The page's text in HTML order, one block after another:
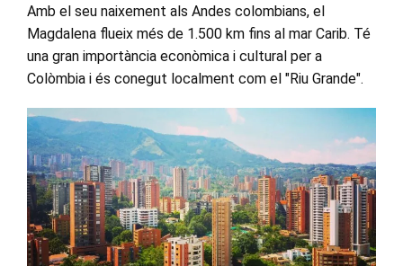
Amb el seu naixement als Andes colombians, el
Magdalena flueix més de 1.500 km fins al mar Carib. Té
una gran importància econòmica i cultural per a
Colòmbia i és conegut localment com el "Riu Grande".